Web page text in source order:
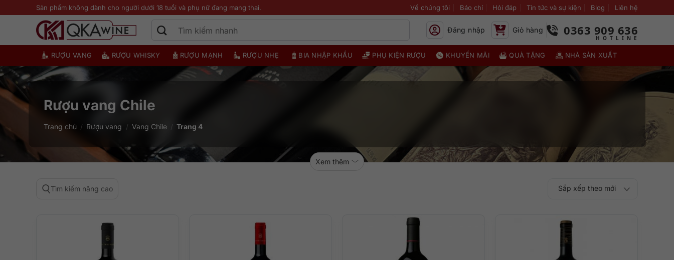
qua
Sản phẩm không dành cho người dưới 18 tuổi và phụ nữ đang mang thai. Về chúng tôi Báo chí Hỏi đáp Tin tức và sự kiện Blog Liên hệ
Đăng nhập Giỏ hàng 0363 909 636
RƯỢU VANG RƯỢU WHISKY RƯỢU MẠNH RƯỢU NHẸ BIA NHẬP KHẨU PHỤ KIỆN RƯỢU KHUYẾN MÃI QUÀ TẶNG NHÀ SẢN XUẤT
Rượu vang Chile
Trang chủ / Rượu vang / Vang Chile / Trang 4
Xem thêm
Tìm kiếm nâng cao Sắp xếp theo
độ phổ biến
Sắp xếp theo mới
thấp đến cao
cao đến thấp